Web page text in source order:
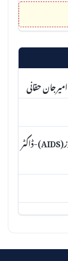
حقانی
سیکولریورپی تہذیب کا ایک اور بیمار تحفہ – ایڈز(AIDS)-ڈاکٹر